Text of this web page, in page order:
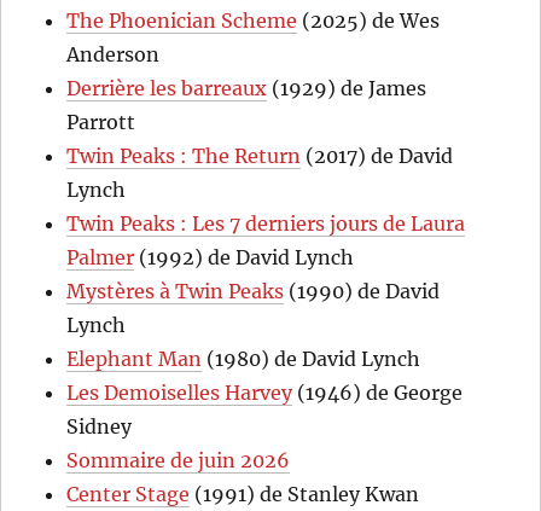
The Phoenician Scheme (2025) de Wes
Anderson
Derrière les barreaux (1929) de James
Parrott
Twin Peaks : The Return (2017) de David
Lynch
Twin Peaks : Les 7 derniers jours de Laura
Palmer (1992) de David Lynch
Mystères à Twin Peaks (1990) de David
Lynch
Elephant Man (1980) de David Lynch
Les Demoiselles Harvey(1946) de George
Sidney
Sommaire de juin 2026
Center Stage (1991) de Stanley Kwan